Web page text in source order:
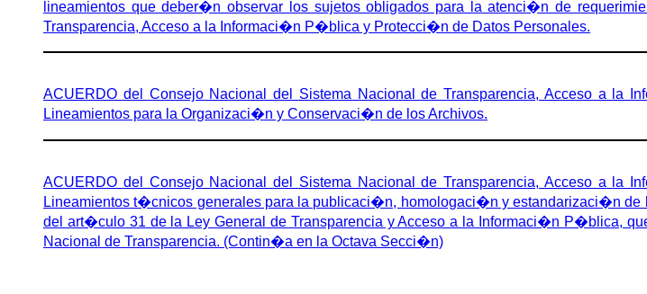
lineamientos que deber�n observar los sujetos obligados para la atenci�n de
Transparencia, Acceso a la Informaci�n P�blica y Protecci�n de Datos Personales.
ACUERDO del Consejo Nacional del Sistema Nacional de Transparencia, Acceso a
Lineamientos para la Organizaci�n y Conservaci�n de los Archivos.
ACUERDO del Consejo Nacional del Sistema Nacional de Transparencia, Acceso a
Lineamientos t�cnicos generales para la publicaci�n, homologaci�n y estandarizaci�n
del art�culo 31 de la Ley General de Transparencia y Acceso a la Informaci�n P�blica,
Nacional de Transparencia. (Contin�a en la Octava Secci�n)